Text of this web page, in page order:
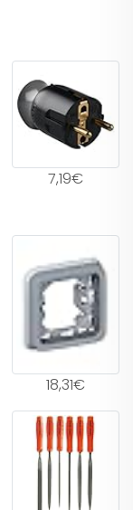
7,19€
18,31€